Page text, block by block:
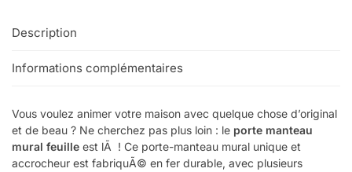
Description
Informations complémentaires
Vous voulez animer votre maison avec quelque chose d’original
et de beau ? Ne cherchez pas plus loin : le porte manteau
mural feuille est lÃ ! Ce porte-manteau mural unique et
accrocheur est fabriquÃ© en fer durable, avec plusieurs